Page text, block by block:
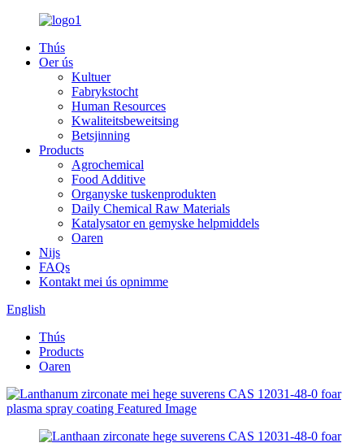
Thús
Oer ús
Kultuer
Fabrykstocht
Human Resources
Kwaliteitsbeweitsing
Betsjinning
Products
Agrochemical
Food Additive
Organyske tuskenprodukten
Daily Chemical Raw Materials
Katalysator en gemyske helpmiddels
Oaren
Nijs
FAQs
Kontakt mei ús opnimme
English
Thús
Products
Oaren